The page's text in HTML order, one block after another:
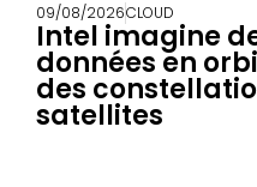
09/08/2026CLOUD
Intel imagine
données en
des
satellites